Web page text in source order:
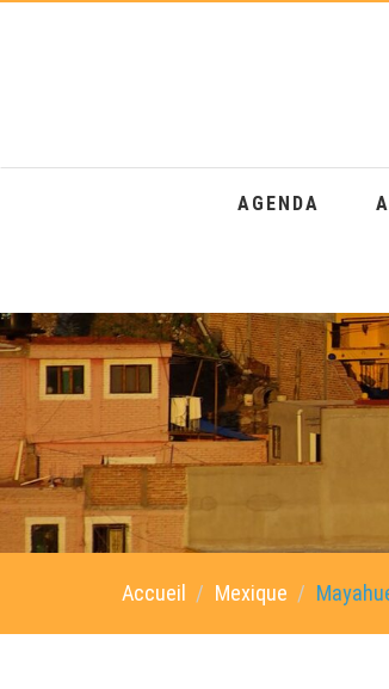
AGENDA
Accueil Mexique